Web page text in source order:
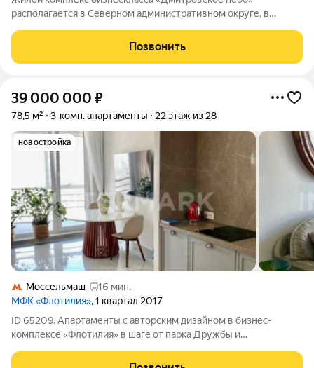
располагается в Северном административном округе, в
Фёдорова, Дегунинский, Головинский и
Позвонить
39 000 000 ₽
78,5 м² 3-комн. апартаменты 22 этаж из 28
новостройка
Моссельмаш
16 мин.
МФК «Флотилия», 1 квартал 2017
ID 65209. Апартаменты с авторским дизайном в бизнес-
комплексе «Флотилия» в шаге от парка Дружбы и
комфортная планировка: кухня-гостиная, мастер-спальня с